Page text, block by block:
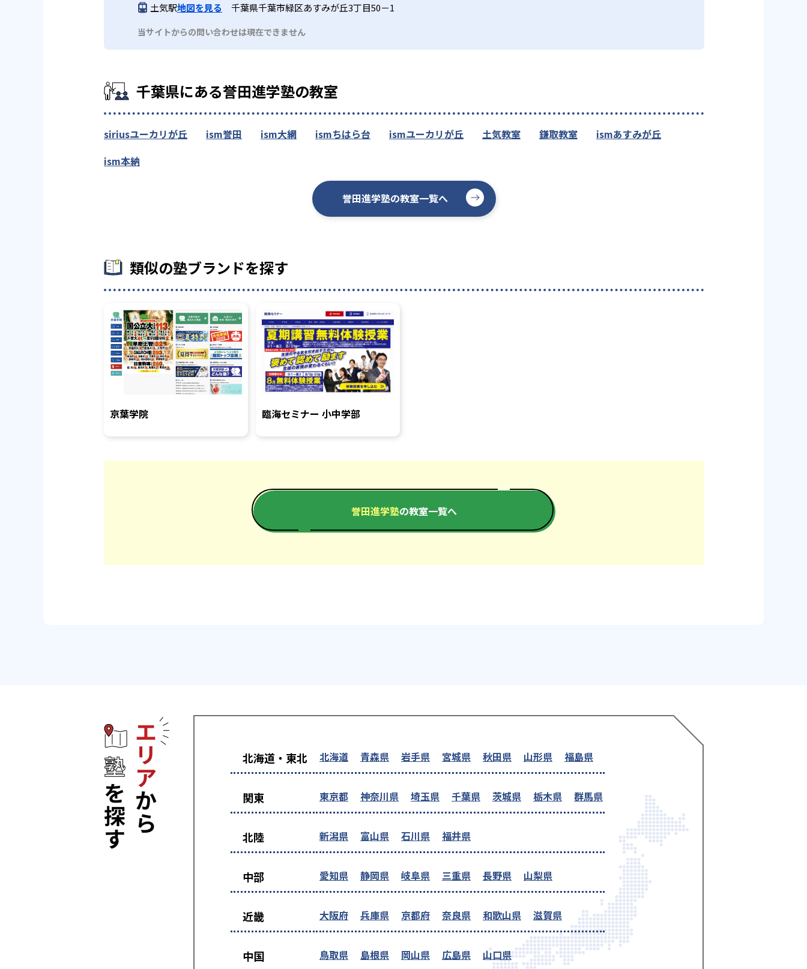
土気駅地図を見る 千葉県千葉市緑区あすみが丘3丁目50－1
当サイトからの問い合わせは現在できません
千葉県にある誉田進学塾の教室
siriusユーカリが丘 ism誉田 ism大網 ismちはら台 ismユーカリが丘 土気教室 鎌取教室
ismあすみが丘
ism本納
誉田進学塾の教室一覧へ
類似の塾ブランドを探す
京葉学院 臨海セミナー 小中学部
誉田進学塾の教室一覧へ
北海道・東北 北海道 青森県 岩手県 宮城県 秋田県 山形県 福島県
関東 東京都 神奈川県 埼玉県 千葉県 茨城県 栃木県 群馬県
北陸 新潟県 富山県 石川県 福井県
中部 愛知県 静岡県 岐阜県 三重県 長野県 山梨県
近畿 大阪府 兵庫県 京都府 奈良県 和歌山県 滋賀県
中国 鳥取県 島根県 岡山県 広島県 山口県